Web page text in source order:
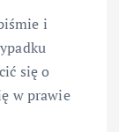
i
się o
w prawie